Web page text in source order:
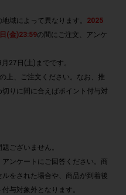
域によって異なります。 2025
(金)23:59の間にご注文、アンケ
27日(土)までです。
上、ご注文ください。なお、推
りに間に合えばポイント付与対
ございません。
アンケートにご回答ください。商
をされた場合や、商品が到着後
与対象外となります。